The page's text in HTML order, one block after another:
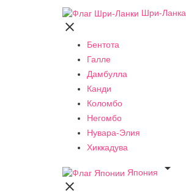
Шри-Ланка

Бентота
Галле
Дамбулла
Канди
Коломбо
Негомбо
Нувара-Элия
Хиккадува
Япония

